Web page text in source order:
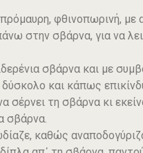
φθινοπωρινή,
στην σβάρνα, για να
σβάρνα και με
και κάπως
σέρνει τη σβάρνα κι
σβάρνα.
καθώς